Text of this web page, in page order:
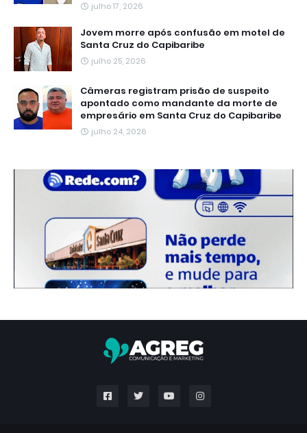
julho 17, 2026
Jovem morre após confusão em motel de
Santa Cruz do Capibaribe
julho 25, 2026
Câmeras registram prisão de suspeito
apontado como mandante da morte de
empresário em Santa Cruz do Capibaribe
julho 24, 2026